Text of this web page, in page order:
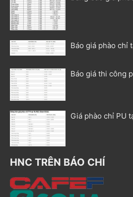
Báo giá phào chỉ
Báo giá thi công
Giá phào chỉ PU
HNC TRÊN BÁO CHÍ